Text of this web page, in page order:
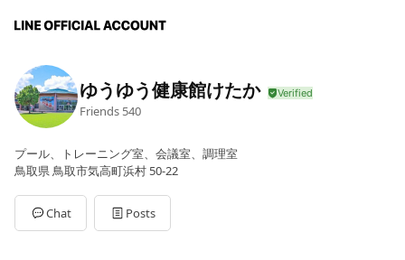
ゆうゆう健康館けたか
Friends 540
プール、トレーニング室、会議室、調理室
鳥取県 鳥取市気高町浜村 50-22
Chat Posts